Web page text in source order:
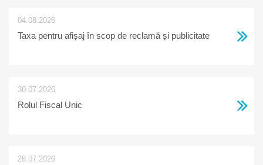
04.08.2026
Taxa pentru afișaj în scop de reclamă și publicitate
30.07.2026
Rolul Fiscal Unic
28.07.2026